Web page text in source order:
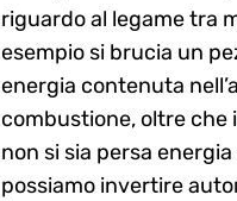
riguardo al legame tra
esempio si brucia un
energia contenuta
combustione, oltre che
non si sia persa
possiamo invertire
for: